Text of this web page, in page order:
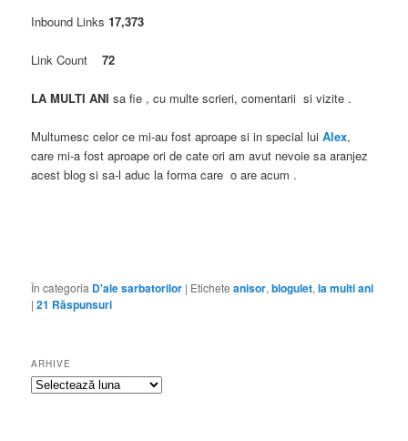
Inbound Links17,373
Link Count72
LA MULTI ANI sa fie , cu multe scrieri, comentarii si vizite .
Multumesc celor ce mi-au fost aproape si in special luiAlex,
care mi-a fost aproape ori de cate ori am avut nevoie sa aranjez
acest blog si sa-l aduc la forma care o are acum .
În categoria D'ale sarbatorilor | Etichete anisor,blogulet,la multi ani
|21 Răspunsuri
ARHIVE
Arhive